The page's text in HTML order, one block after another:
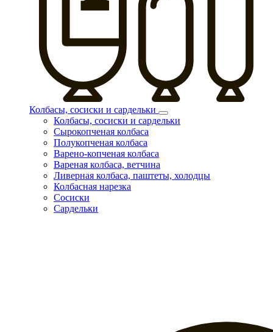
Колбасы, сосиски и сардельки
Колбасы, сосиски и сардельки
Сырокопченая колбаса
Полукопченая колбаса
Варено-копченая колбаса
Вареная колбаса, ветчина
Ливерная колбаса, паштеты, холодцы
Колбасная нарезка
Сосиски
Сардельки